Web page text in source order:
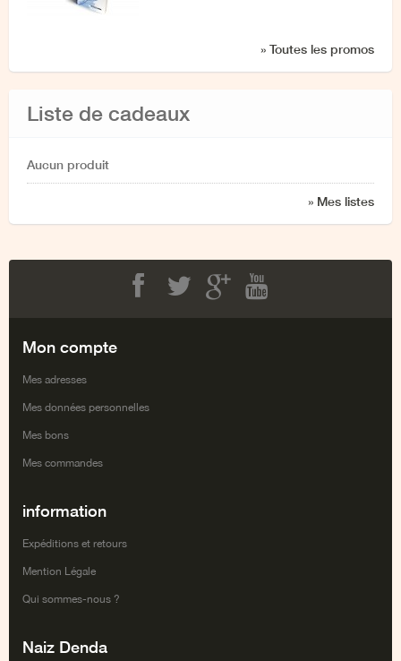
» Toutes les promos
Liste de cadeaux
Aucun produit
» Mes listes
Mon compte
Mes adresses
Mes données personnelles
Mes bons
Mes commandes
information
Expéditions et retours
Mention Légale
Qui sommes-nous ?
Naiz Denda